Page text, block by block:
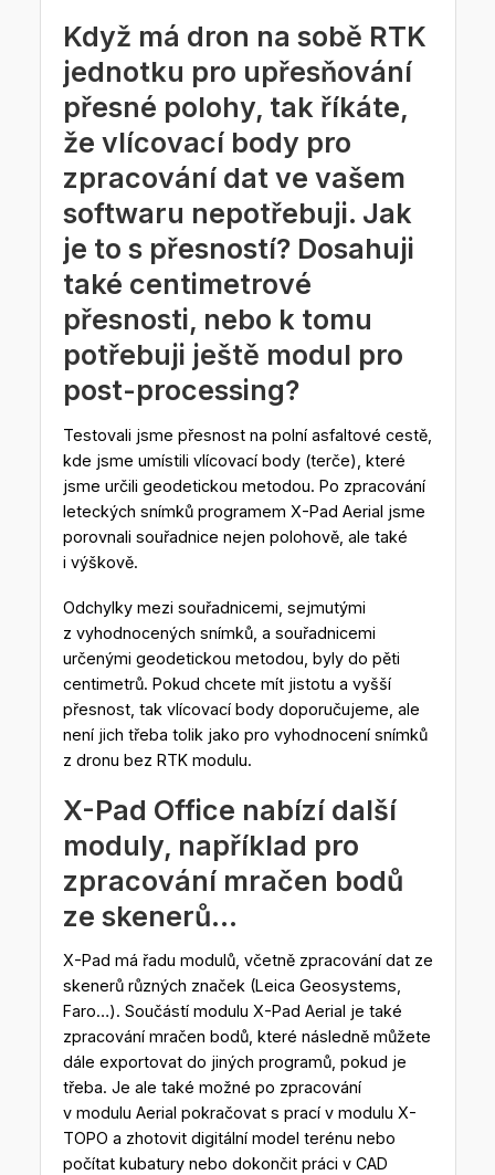
Když má dron na sobě RTK
jednotku pro upřesňování
přesné polohy, tak říkáte,
že vlícovací body pro
zpracování dat ve vašem
softwaru nepotřebuji. Jak
je to s přesností? Dosahuji
také centimetrové
přesnosti, nebo k tomu
potřebuji ještě modul pro
post-processing?
Testovali jsme přesnost na polní asfaltové cestě,
kde jsme umístili vlícovací body (terče), které
jsme určili geodetickou metodou. Po zpracování
leteckých snímků programem X-Pad Aerial jsme
porovnali souřadnice nejen polohově, ale také
i výškově.
Odchylky mezi souřadnicemi, sejmutými
z vyhodnocených snímků, a souřadnicemi
určenými geodetickou metodou, byly do pěti
centimetrů. Pokud chcete mít jistotu a vyšší
přesnost, tak vlícovací body doporučujeme, ale
není jich třeba tolik jako pro vyhodnocení snímků
z dronu bez RTK modulu.
X-Pad Office nabízí další
moduly, například pro
zpracování mračen bodů
ze skenerů…
X-Pad má řadu modulů, včetně zpracování dat ze
skenerů různých značek (Leica Geosystems,
Faro…). Součástí modulu X-Pad Aerial je také
zpracování mračen bodů, které následně můžete
dále exportovat do jiných programů, pokud je
třeba. Je ale také možné po zpracování
v modulu Aerial pokračovat s prací v modulu X-
TOPO a zhotovit digitální model terénu nebo
počítat kubatury nebo dokončit práci v CAD